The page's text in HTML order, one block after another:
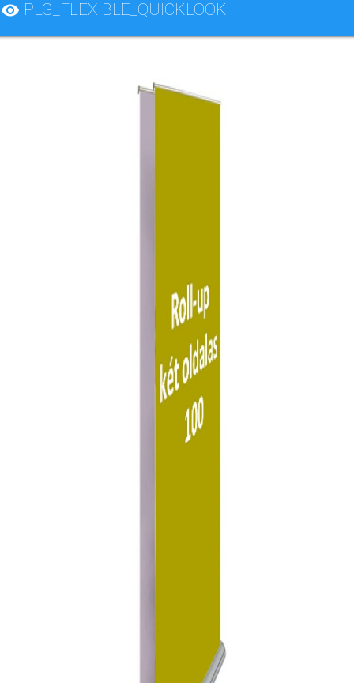
visibility PLG_FLEXIBLE_QUICKLOOK